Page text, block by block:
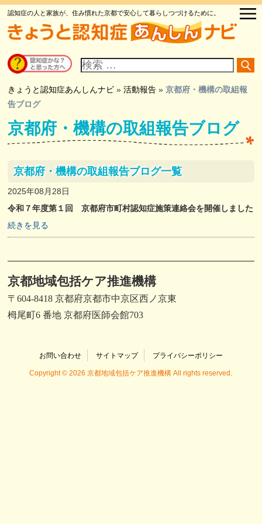
認知症の人と家族が、住み慣れた京都で安心して暮らしつづけるために。
イ
ト
検
索
きょうと認知症あんしんナビ »活動報告 »京都府・機構の取組報
告ブログ
京都府・機構の取組報告ブログ
京都府・機構の取組報告ブログ一覧
2025年08月28日
令和７年度第１回 京都府市町村認知症施策連絡会を開催しました
続きを見る
京都地域包括ケア推進機構
〒604-8418 京都府京都市中京区西ノ京東
栂尾町6 番地 京都府医師会館703
お問い合わせ サイトマップ プライバシーポリシー
Copyright © 2026 京都地域包括ケア推進機構 All rights reserved.